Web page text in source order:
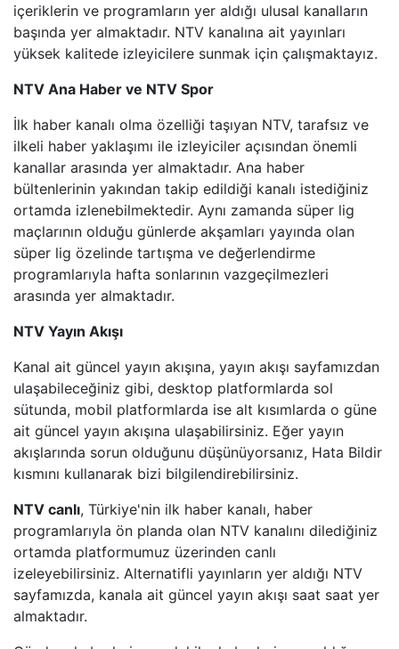
TEVE2
TV8,5
SöZCü TV
HABER GLOBAL
HABERTüRK
HALK TV
A HABER
TELE1
CNN TüRK
TJK TV
TRT SPOR
A SPOR
içeriklerin ve programların yer aldığı ulusal kanalların
başında yer almaktadır. NTV kanalına ait yayınları
yüksek kalitede izleyicilere sunmak için çalışmaktayız.
NTV Ana Haber ve NTV Spor
İlk haber kanalı olma özelliği taşıyan NTV, tarafsız ve
ilkeli haber yaklaşımı ile izleyiciler açısından önemli
kanallar arasında yer almaktadır. Ana haber
bültenlerinin yakından takip edildiği kanalı istediğiniz
ortamda izlenebilmektedir. Aynı zamanda süper lig
maçlarının olduğu günlerde akşamları yayında olan
süper lig özelinde tartışma ve değerlendirme
programlarıyla hafta sonlarının vazgeçilmezleri
arasında yer almaktadır.
NTV Yayın Akışı
Kanal ait güncel yayın akışına, yayın akışı sayfamızdan
ulaşabileceğiniz gibi, desktop platformlarda sol
sütunda, mobil platformlarda ise alt kısımlarda o güne
ait güncel yayın akışına ulaşabilirsiniz. Eğer yayın
akışlarında sorun olduğunu düşünüyorsanız, Hata Bildir
kısmını kullanarak bizi bilgilendirebilirsiniz.
NTV canlı, Türkiye'nin ilk haber kanalı, haber
programlarıyla ön planda olan NTV kanalını dilediğiniz
ortamda platformumuz üzerinden canlı
izeleyebilirsiniz. Alternatifli yayınların yer aldığı NTV
sayfamızda, kanala ait güncel yayın akışı saat saat yer
almaktadır.